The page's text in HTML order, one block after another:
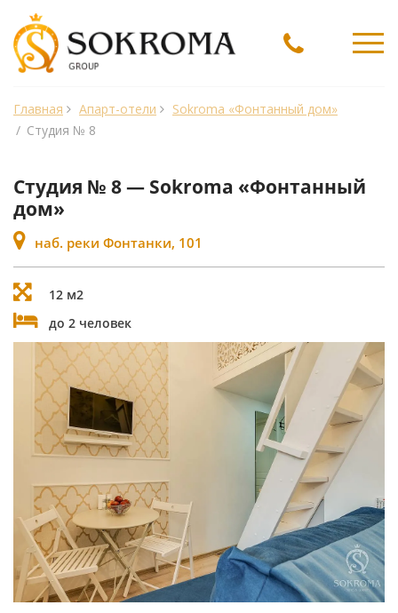
Главная Апарт-отели
Sokroma «Фонтанный дом»
/ Студия № 8
Студия № 8 — Sokroma «Фонтанный
дом»
наб. реки Фонтанки, 101
12 м2
до 2 человек